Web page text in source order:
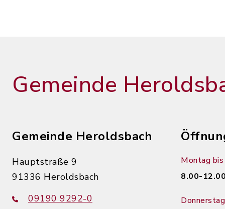
Gemeinde
Gemeinde Heroldsbach
Hauptstraße 9
91336 Heroldsbach
09190 9292-0
Montag
8.00-